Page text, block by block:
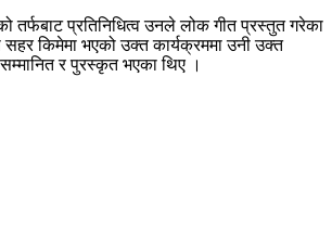
तर्फबाट प्रतिनिधित्व उनले लोक गीत प्रस्तुत गरेका
सहर किमेमा भएको उक्त कार्यक्रममा उनी उक्त
र पुरस्कृत भएका थिए ।